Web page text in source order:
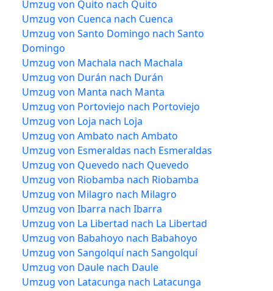
Umzug von Quito nach Quito
Umzug von Cuenca nach Cuenca
Umzug von Santo Domingo nach Santo
Domingo
Umzug von Machala nach Machala
Umzug von Durán nach Durán
Umzug von Manta nach Manta
Umzug von Portoviejo nach Portoviejo
Umzug von Loja nach Loja
Umzug von Ambato nach Ambato
Umzug von Esmeraldas nach Esmeraldas
Umzug von Quevedo nach Quevedo
Umzug von Riobamba nach Riobamba
Umzug von Milagro nach Milagro
Umzug von Ibarra nach Ibarra
Umzug von La Libertad nach La Libertad
Umzug von Babahoyo nach Babahoyo
Umzug von Sangolquí nach Sangolquí
Umzug von Daule nach Daule
Umzug von Latacunga nach Latacunga